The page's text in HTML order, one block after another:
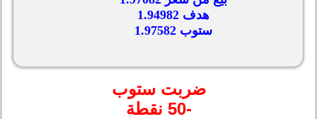
هدف 1.94982
ستوب 1.97582
ضربت ستوب
-50 نقطة